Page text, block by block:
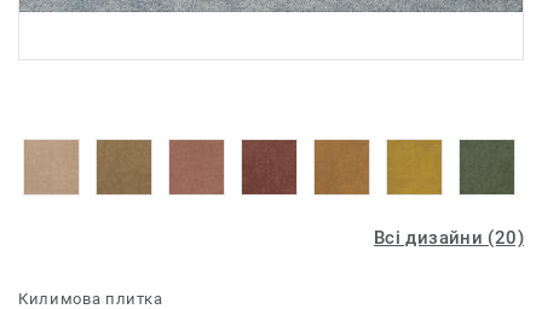
Всі дизайни (20)
Килимова плитка